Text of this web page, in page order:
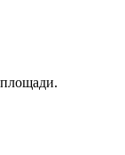
площади.